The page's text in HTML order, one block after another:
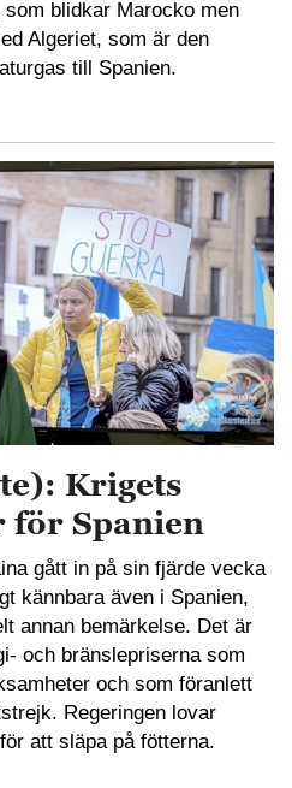
blidkar Marocko men
Algeriet, som är den
till Spanien.
Krigets
för Spanien
gått in på sin fjärde vecka
kännbara även i Spanien,
annan bemärkelse. Det är
och bränslepriserna som
och som föranlett
Regeringen lovar
att släpa på fötterna.